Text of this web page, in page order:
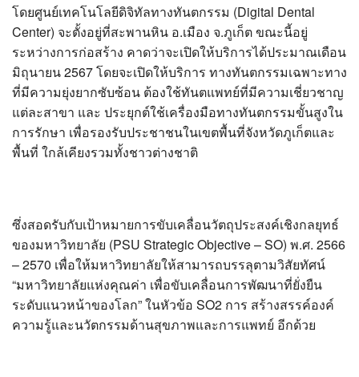
โดยศูนย์เทคโนโลยีดิจิทัลทางทันตกรรม (Digital Dental
Center) จะตั้งอยู่ที่สะพานหิน อ.เมือง จ.ภูเก็ต ขณะนี้อยู่
ระหว่างการก่อสร้าง คาดว่าจะเปิดให้บริการได้ประมาณเดือน
มิถุนายน 2567 โดยจะเปิดให้บริการ ทางทันตกรรมเฉพาะทาง
ที่มีความยุ่งยากซับซ้อน ต้องใช้ทันตแพทย์ที่มีความเชี่ยวชาญ
แต่ละสาขา และ ประยุกต์ใช้เครื่องมือทางทันตกรรมขั้นสูงใน
การรักษา เพื่อรองรับประชาชนในเขตพื้นที่จังหวัดภูเก็ตและ
พื้นที่ ใกล้เคียงรวมทั้งชาวต่างชาติ
ซึ่งสอดรับกับเป้าหมายการขับเคลื่อนวัตถุประสงค์เชิงกลยุทธ์
ของมหาวิทยาลัย (PSU Strategic Objective – SO) พ.ศ. 2566
– 2570 เพื่อให้มหาวิทยาลัยให้สามารถบรรลุตามวิสัยทัศน์
“มหาวิทยาลัยแห่งคุณค่า เพื่อขับเคลื่อนการพัฒนาที่ยั่งยืน
ระดับแนวหน้าของโลก” ในหัวข้อ SO2 การ สร้างสรรค์องค์
ความรู้และนวัตกรรมด้านสุขภาพและการแพทย์ อีกด้วย